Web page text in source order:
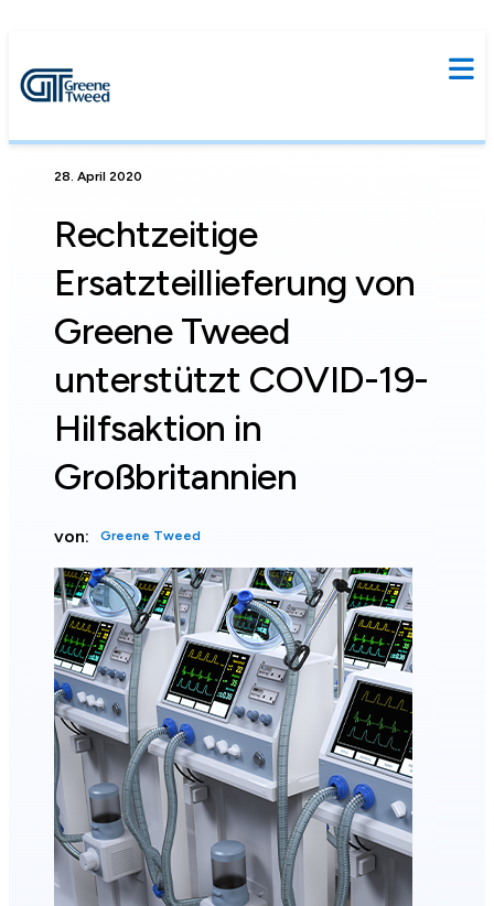
28. April 2020
Rechtzeitige
Ersatzteillieferung von
Greene Tweed
unterstützt COVID-19-
Hilfsaktion in
Großbritannien
von: Greene Tweed